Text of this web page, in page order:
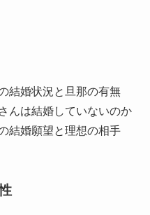
結婚状況と旦那の有無
さんは結婚していないのか
結婚願望と理想の相手